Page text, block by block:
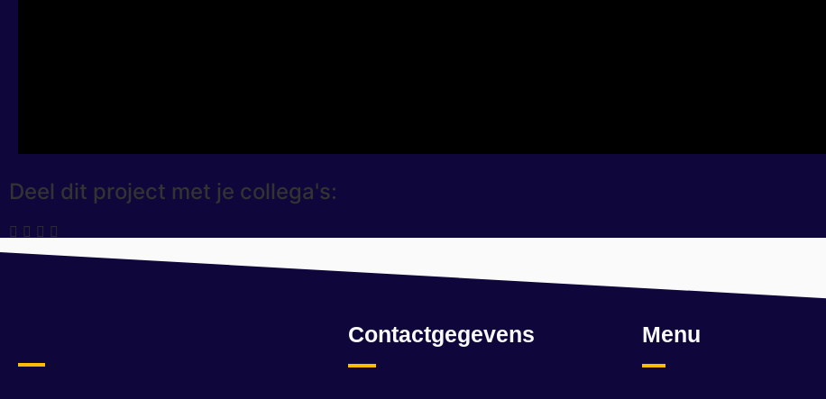
Deel dit project met je collega's:
Contactgegevens Menu